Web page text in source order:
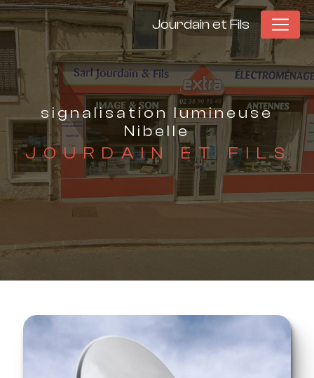
Jourdain et Fils
signalisation lumineuse
Nibelle
JOURDAIN ET FILS
Panneau de gestion des cookies